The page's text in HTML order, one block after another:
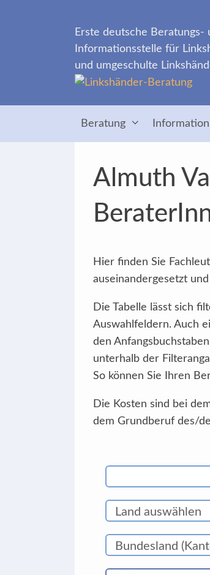
Erste deutsche Beratungs-
Informationsstelle für
und umgeschulte
Beratung Information
Almuth
Hier finden Sie
auseinandergesetzt
Die Tabelle lässt sich
Auswahlfeldern. Auch
den
unterhalb der
So können Sie Ihren
Die Kosten sind bei
dem Grundberuf des/